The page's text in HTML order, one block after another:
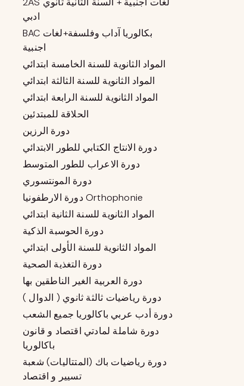
ادبي
BAC بكالوريا آداب وفلسفة+لغات
اجنبية
المواد الثانوية للسنة الخامسة ابتدائي
المواد الثانوية للسنة الثالثة ابتدائي
المواد الثانوية للسنة الرابعة ابتدائي
الحلاقة للمبتدئين
دورة الرزين
دورة الانتاج الكتابي للطور الابتدائي
دورة الاعراب للطور المتوسط
دورة المونتسوري
دورة الارطفونيا Orthophonie
المواد الثانوية للسنة الثانية ابتدائي
دورة الحوسبة الذكية
المواد الثانوية للسنة الأولى ابتدائي
دورة التغذية الصحية
دورة العربية الغير الناطقين بها
دورة رياضيات ثالثة ثانوي ( الدوال )
دورة أدب عربي باكالوريا جميع الشعب
دورة شاملة لمادتي اقتصاد و قانون
باكالوريا
دورة رياضيات باك (المتتاليات) شعبة
تسيير و اقتصاد